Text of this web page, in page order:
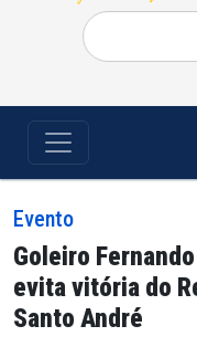
Pesquisar
por:
Evento
Goleiro
evita vitória do
Santo André